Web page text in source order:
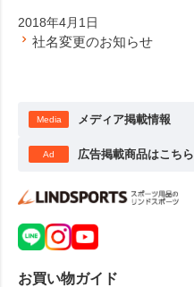
2018年4月1日
社名変更のお知らせ
Media メディア掲載情報
Ad 広告掲載商品はこちら
お買い物ガイド